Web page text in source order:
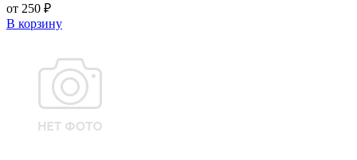
от 250 ₽
В корзину